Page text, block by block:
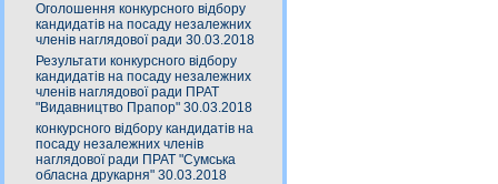
Оголошення конкурсного відбору
кандидатів на посаду незалежних
членів наглядової ради 30.03.2018
Результати конкурсного відбору
кандидатів на посаду незалежних
членів наглядової ради ПРАТ
"Видавництво Прапор" 30.03.2018
конкурсного відбору кандидатів на
посаду незалежних членів
наглядової ради ПРАТ "Сумська
обласна друкарня" 30.03.2018